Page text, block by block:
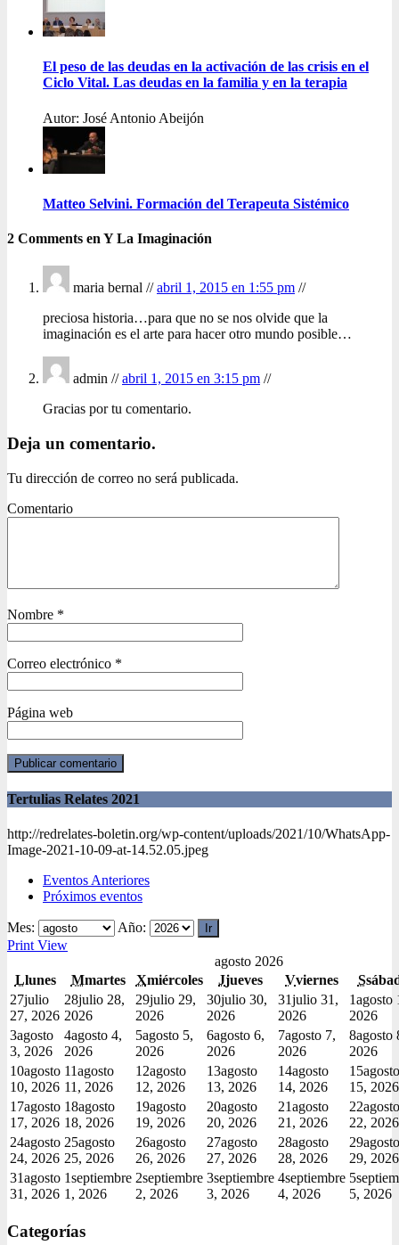
El peso de las deudas en la activación de las crisis en el
Ciclo Vital. Las deudas en la familia y en la terapia
Autor: José Antonio Abeijón
Matteo Selvini. Formación del Terapeuta Sistémico
2 Comments en Y La Imaginación
maria bernal //abril 1, 2015 en 1:55 pm //
preciosa historia…para que no se nos olvide que la
imaginación es el arte para hacer otro mundo posible…
admin //abril 1, 2015 en 3:15 pm //
Gracias por tu comentario.
Deja un comentario.
Tu dirección de correo no será publicada.
Comentario
Nombre *
Correo electrónico *
Página web
Tertulias Relates 2021
http://redrelates-boletin.org/wp-content/uploads/2021/10/WhatsApp-
Image-2021-10-09-at-14.52.05.jpeg
Eventos Anteriores
Próximos eventos
Mes:
Año:
Print View
agosto 2026
Llunes Mmartes Xmiércoles Jjueves Vviernes S
27julio
27, 2026
28julio 28,
2026
29julio 29,
2026
30julio 30,
2026
31julio 31,
2026
1agosto
2026
3agosto
3, 2026
4agosto 4,
2026
5agosto 5,
2026
6agosto 6,
2026
7agosto 7,
2026
8agosto
2026
10agosto
10, 2026
11agosto
11, 2026
12agosto
12, 2026
13agosto
13, 2026
14agosto
14, 2026
15agosto
15, 2026
17agosto
17, 2026
18agosto
18, 2026
19agosto
19, 2026
20agosto
20, 2026
21agosto
21, 2026
22agosto
22, 2026
24agosto
24, 2026
25agosto
25, 2026
26agosto
26, 2026
27agosto
27, 2026
28agosto
28, 2026
29agosto
29, 2026
31agosto
31, 2026
1septiembre
1, 2026
2septiembre
2, 2026
3septiembre
3, 2026
4septiembre
4, 2026
5
5, 2026
Categorías